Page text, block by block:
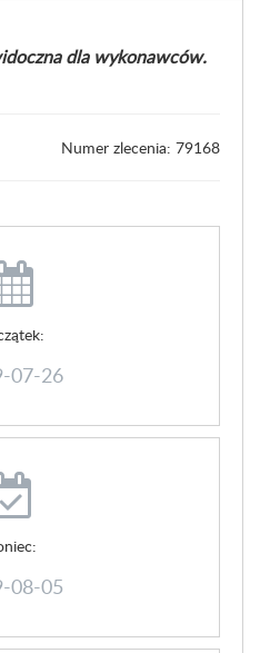
dla wykonawców.
Numer zlecenia: 79168
07-26
08-05